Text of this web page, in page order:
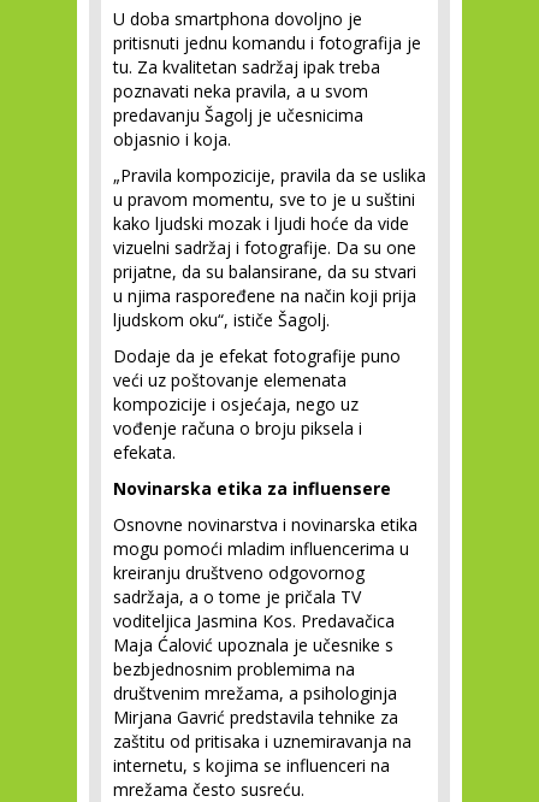
U doba smartphona dovoljno je
pritisnuti jednu komandu i fotografija je
tu. Za kvalitetan sadržaj ipak treba
poznavati neka pravila, a u svom
predavanju Šagolj je učesnicima
objasnio i koja.
„Pravila kompozicije, pravila da se uslika
u pravom momentu, sve to je u suštini
kako ljudski mozak i ljudi hoće da vide
vizuelni sadržaj i fotografije. Da su one
prijatne, da su balansirane, da su stvari
u njima raspoređene na način koji prija
ljudskom oku“, ističe Šagolj.
Dodaje da je efekat fotografije puno
veći uz poštovanje elemenata
kompozicije i osjećaja, nego uz
vođenje računa o broju piksela i
efekata.
Novinarska etika za influensere
Osnovne novinarstva i novinarska etika
mogu pomoći mladim influencerima u
kreiranju društveno odgovornog
sadržaja, a o tome je pričala TV
voditeljica Jasmina Kos. Predavačica
Maja Ćalović upoznala je učesnike s
bezbjednosnim problemima na
društvenim mrežama, a psihologinja
Mirjana Gavrić predstavila tehnike za
zaštitu od pritisaka i uznemiravanja na
internetu, s kojima se influenceri na
mrežama često susreću.